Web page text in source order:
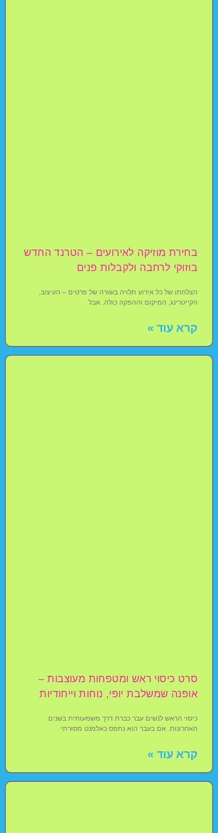
בחירת מוזיקה לאירועים – הטרנד החדש
בוזוקי לרחבה ולקבלות פנים
הצלחתו של כל אירוע תלויה בשורה של פרטים – העיצוב,
הקייטרינג, המיקום וההפקה כולה. אבל
קרא עוד »
סרט כיסוי ראש ומטפחות מעוצבות –
אופנה שמשלבת יופי, נוחות וייחודיות
כיסוי הראש לנשים עבר כברת דרך משמעותית בשנים
האחרונות. אם בעבר הוא נתפס כאלמנט מסורתי
קרא עוד »